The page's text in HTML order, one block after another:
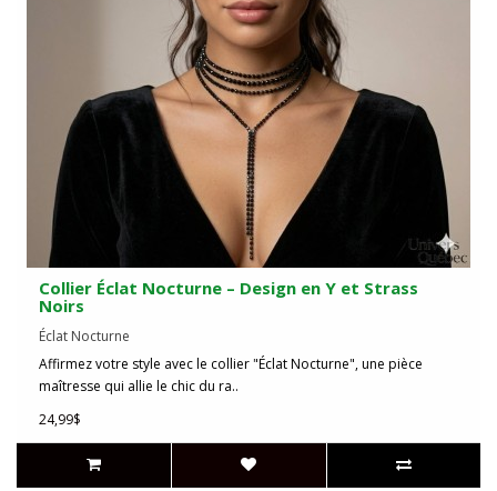
Collier Éclat Nocturne – Design en Y et Strass
Noirs
Éclat Nocturne
Affirmez votre style avec le collier "Éclat Nocturne", une pièce
maîtresse qui allie le chic du ra..
24,99$